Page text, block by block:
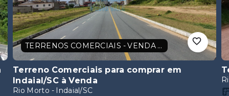
TERRENOS COMERCIAIS - VENDA - INDAIAL-SC
Terreno Comerciais para comprar em
Indaial/SC à Venda
Rio Morto - Indaial/SC